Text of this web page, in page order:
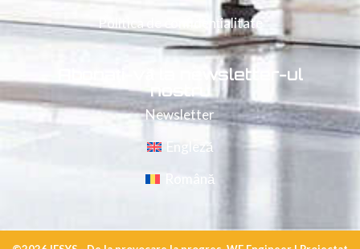
Politica de confidențialitate
Abonați-vă la newsletter-ul
nostru
Newsletter
Engleză
Română